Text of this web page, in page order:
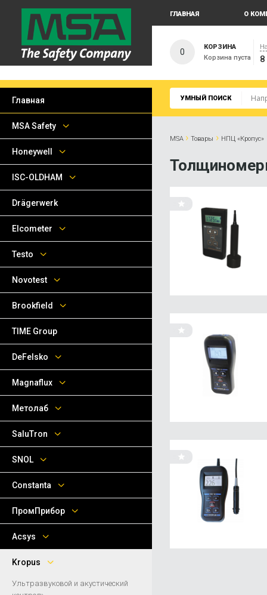
ГЛАВНАЯ О
0
КОРЗИНА
Корзина пуста
УМНЫЙ ПОИСК
MSA › Товары › НПЦ «Кропус»
Главная
MSA Safety
Honeywell
ISC-OLDHAM
Drägerwerk
Elcometer
Testo
Novotest
Brookfield
TIME Group
DeFelsko
Magnaflux
Метолаб
SaluTron
SNOL
Сonstanta
ПромПрибор
Acsys
Kropus
Ультразвуковой и акустический